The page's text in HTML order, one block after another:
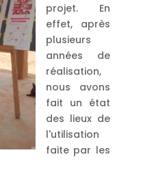
projet. En
effet, après
plusieurs
années de
réalisation,
nous avons
fait un état
des lieux de
l'utilisation
faite par les